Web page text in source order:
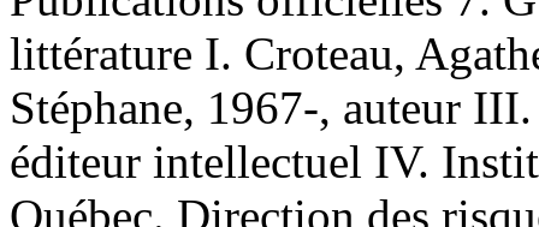
littérature I. Croteau,
Stéphane, 1967-, auteur
éditeur intellectuel IV.
Québec. Direction des